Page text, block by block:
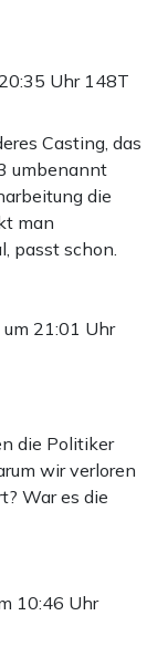
Uhr 148T
Casting, das
umbenannt
die
man
passt schon.
21:01 Uhr
die Politiker
wir verloren
War es die
10:46 Uhr